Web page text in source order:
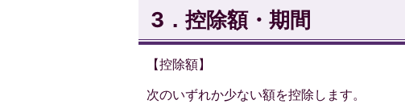
3．控除額・期間
【控除額】
次のいずれか少ない額を控除します。